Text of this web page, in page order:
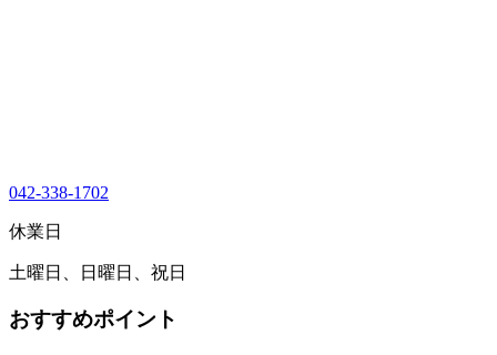
042-338-1702
休業日
土曜日、日曜日、祝日
おすすめポイント